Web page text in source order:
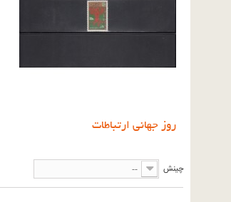
روز جهانی ارتباطات
چینش --